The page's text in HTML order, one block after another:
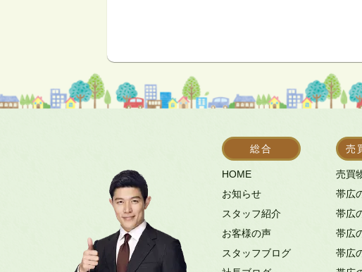
総合
HOME
お知らせ
スタッフ紹介
お客様の声
スタッフブログ
売
売買
帯広
帯広
帯広
帯広